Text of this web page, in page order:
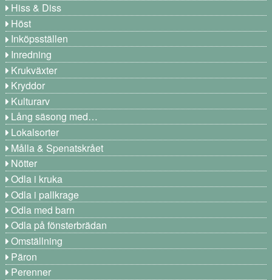
Hiss & Diss
Höst
Inköpsställen
Inredning
Krukväxter
Kryddor
Kulturarv
Lång säsong med…
Lokalsorter
Målla & Spenatskrået
Nötter
Odla i kruka
Odla i pallkrage
Odla med barn
Odla på fönsterbrädan
Omställning
Päron
Perenner